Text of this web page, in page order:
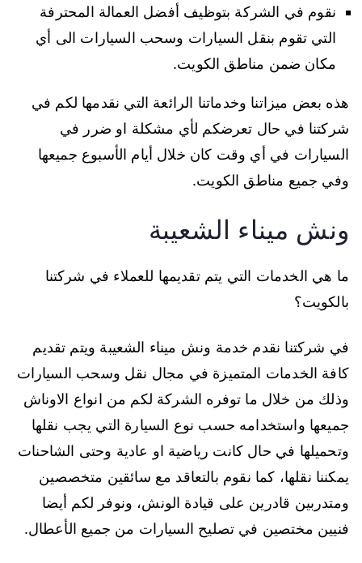
نقوم في الشركة بتوظيف أفضل العمالة المحترفة
التي تقوم بنقل السيارات وسحب السيارات الى أي
مكان ضمن مناطق الكويت.
هذه بعض ميزاتنا وخدماتنا الرائعة التي نقدمها لكم في
شركتنا في حال تعرضكم لأي مشكلة او ضرر في
السيارات في أي وقت كان خلال أيام الأسبوع جميعها
وفي جميع مناطق الكويت.
ونش ميناء الشعيبة
ما هي الخدمات التي يتم تقديمها للعملاء في شركتنا
بالكويت؟
في شركتنا نقدم خدمة ونش ميناء الشعيبة ويتم تقديم
كافة الخدمات المتميزة في مجال نقل وسحب السيارات
وذلك من خلال ما توفره الشركة لكم من انواع الاوناش
جميعها واستخدامه حسب نوع السيارة التي يجب نقلها
وتحميلها في حال كانت رياضية او عادية وحتى الشاحنات
يمكننا نقلها، كما نقوم بالتعاقد مع سائقين متخصصين
ومتدربين قادرين على قيادة الونش، ونوفر لكم أيضا
فنيين مختصين في تصليح السيارات من جميع الأعطال.